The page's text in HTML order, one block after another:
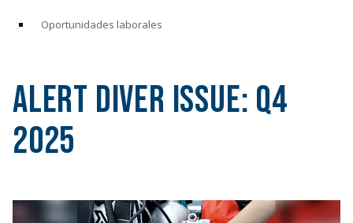
Oportunidades laborales
Alert Diver Issue: Q4
2025